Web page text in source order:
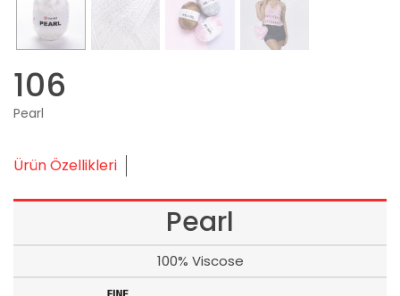
106
Pearl
Ürün Özellikleri
Pearl
100% Viscose